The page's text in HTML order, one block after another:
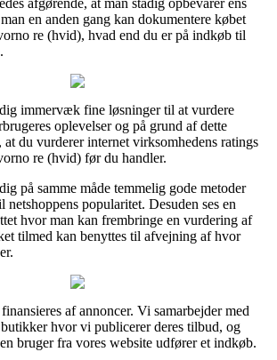
en anden gang kan dokumentere købet
re (hvid), hvad end du er på indkøb til
immervæk fine løsninger til at vurdere
oplevelser og på grund af dette
du vurderer internet virksomhedens ratings
re (hvid) før du handler.
på samme måde temmelig gode metoder
netshoppens popularitet. Desuden ses en
hvor man kan frembringe en vurdering af
tilmed kan benyttes til afvejning af hvor
af annoncer. Vi samarbejder med
hvor vi publicerer deres tilbud, og
bruger fra vores website udfører et indkøb.